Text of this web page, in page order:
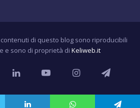
contenuti di questo blog sono riproducibili
e sono di proprietà di Keliweb.it
LinkedInYouTubeInstagram